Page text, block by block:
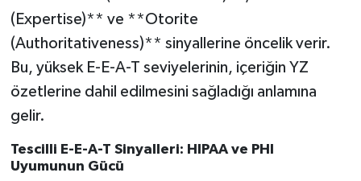
(Expertise)** ve **Otorite
(Authoritativeness)** sinyallerine öncelik verir.
Bu, yüksek E-E-A-T seviyelerinin, içeriğin YZ
özetlerine dahil edilmesini sağladığı anlamına
gelir.
Tescilli E-E-A-T Sinyalleri: HIPAA ve PHI
Uyumunun Gücü